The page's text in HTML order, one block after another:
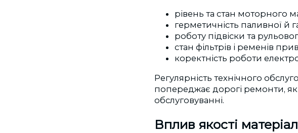
рівень та стан моторного
герметичність паливної й
роботу підвіски та
стан фільтрів і ременів
коректність роботи
Регулярність технічного
попереджає дорогі ремонти,
обслуговуванні.
Вплив якості